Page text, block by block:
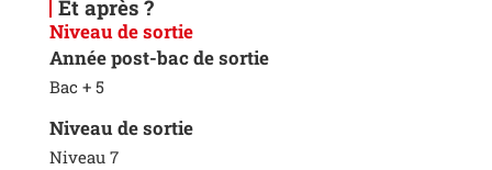
Et après ?
Niveau de sortie
Année post-bac de sortie
Bac + 5
Niveau de sortie
Niveau 7